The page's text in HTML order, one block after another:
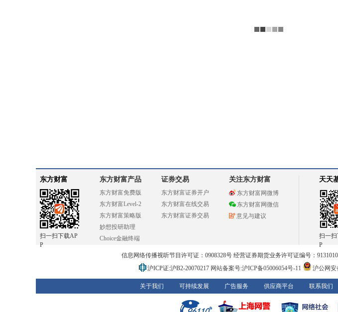
东方财富
扫一扫下载AP
P
东方财富产品
东方财富免费版
东方财富Level-2
东方财富策略版
妙想投研助理
Choice金融终端
证券交易
东方财富证券开户
东方财富在线交易
东方财富证券交易
关注东方财富
东方财富网微博
东方财富网微信
意见与建议
天天
扫一
P
信息网络传播视听节目许可证：0908328号 经营证券期货业务许可证编号：
沪ICP证:沪B2-20070217 网站备案号:沪ICP备05006054号-11 沪公网安
关于我们 可持续发展 广告服务 供应商平台 联系我们